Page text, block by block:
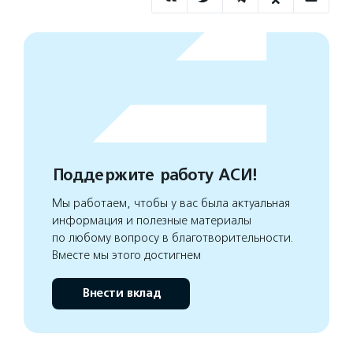
Поддержите работу АСИ!
Мы работаем, чтобы у вас была актуальная
информация и полезные материалы
по любому вопросу в благотворительности.
Вместе мы этого достигнем
Внести вклад